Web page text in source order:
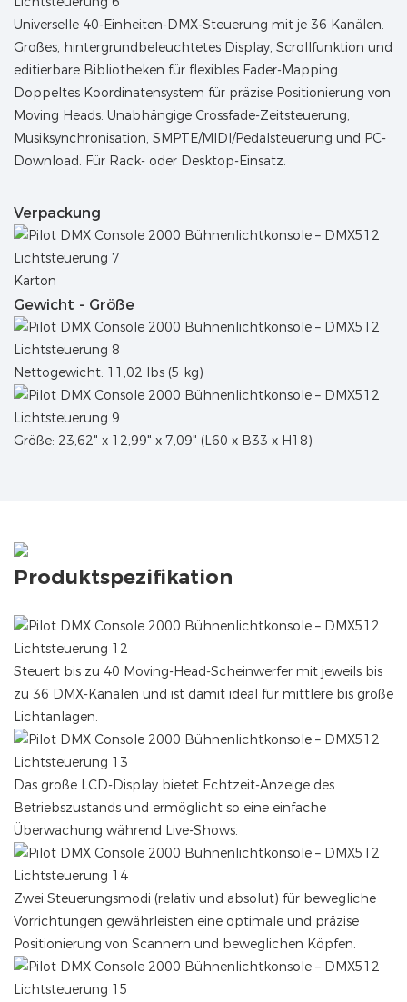
Universelle 40-Einheiten-DMX-Steuerung mit je 36 Kanälen.
Großes, hintergrundbeleuchtetes Display, Scrollfunktion und
editierbare Bibliotheken für flexibles Fader-Mapping.
Doppeltes Koordinatensystem für präzise Positionierung von
Moving Heads. Unabhängige Crossfade-Zeitsteuerung,
Musiksynchronisation, SMPTE/MIDI/Pedalsteuerung und PC-
Download. Für Rack- oder Desktop-Einsatz.
Verpackung
Karton
Gewicht - Größe
Nettogewicht: 11,02 lbs (5 kg)
Größe: 23,62" x 12,99" x 7,09" (L60 x B33 x H18)
Produktspezifikation
Steuert bis zu 40 Moving-Head-Scheinwerfer mit jeweils bis
zu 36 DMX-Kanälen und ist damit ideal für mittlere bis große
Lichtanlagen.
Das große LCD-Display bietet Echtzeit-Anzeige des
Betriebszustands und ermöglicht so eine einfache
Überwachung während Live-Shows.
Zwei Steuerungsmodi (relativ und absolut) für bewegliche
Vorrichtungen gewährleisten eine optimale und präzise
Positionierung von Scannern und beweglichen Köpfen.